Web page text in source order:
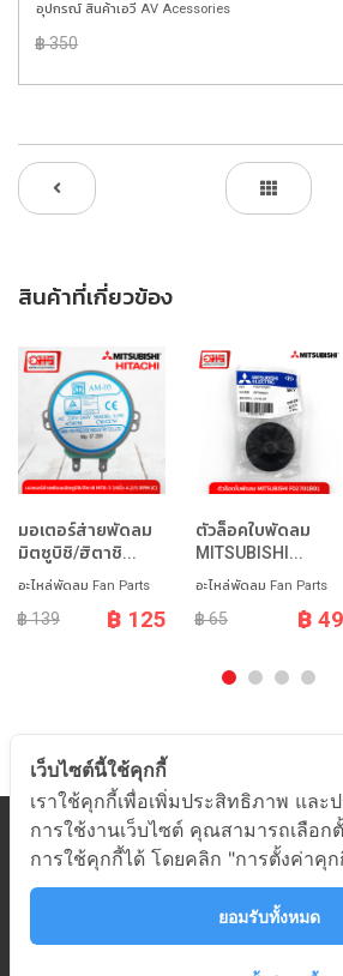
อุปกรณ์ สินค้าเอวี AV Acessories
฿ 350
สินค้าที่เกี่ยวข้อง
มอเตอร์ส่ายพัดลม
มิตซูบิชิ/ฮิตาชิ...
อะไหล่พัดลม Fan Parts
฿ 139 ฿ 125
ตัวล็อคใบพัดลม
MITSUBISHI...
อะไหล่พัดลม Fan Parts
฿ 65 ฿ 49
หมวดสินค้า
เกี่ยวกับอมร
ช่วยเหลือ
เว็บไซต์นี้ใช้คุกกี้
เราใช้คุกกี้เพื่อเพิ่มประสิทธิภาพ แล
การใช้งานเว็บไซต์ คุณสามารถเลือก
การใช้คุกกี้ได้ โดยคลิก "การตั้งค่าคุ
ยอมรับทั้งหมด